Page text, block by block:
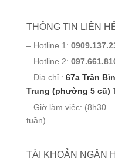
THÔNG TIN LIÊN
– Hotline 1:
– Hotline 2:
– Địa chỉ : 67a Trần
Trung (phường 5 cũ)
– Giờ làm việc: (8h30
tuần)
TÀI KHOẢN NGÂN